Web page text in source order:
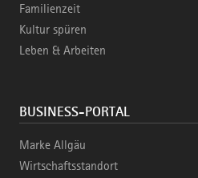
Familienzeit
Kultur spüren
Leben & Arbeiten
BUSINESS-PORTAL
Marke Allgäu
Wirtschaftsstandort